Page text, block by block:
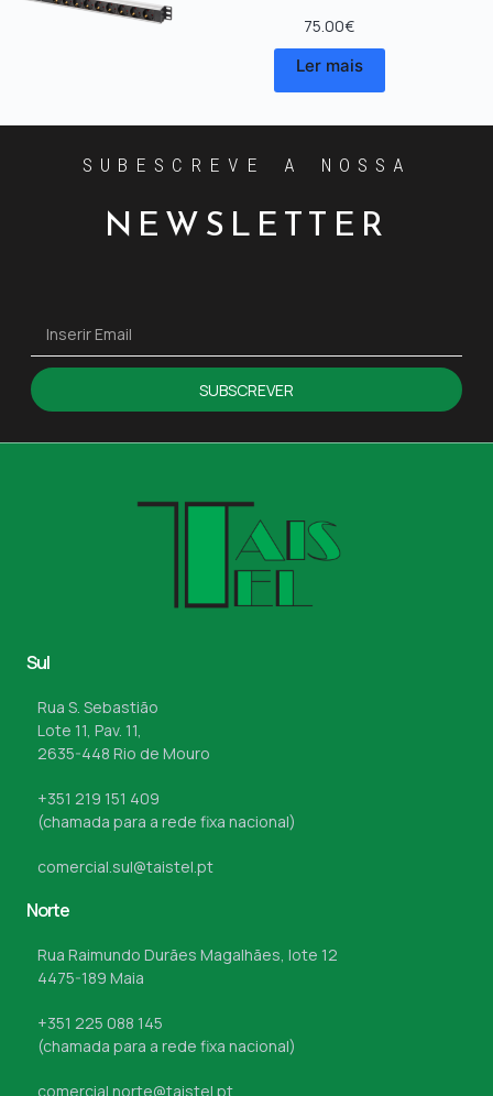
75.00€
Ler mais
SUBESCREVE A NOSSA
NEWSLETTER
SUBSCREVER
Sul
Rua S. Sebastião
Lote 11, Pav. 11,
2635-448 Rio de Mouro
+351 219 151 409
(chamada para a rede fixa nacional)
comercial.sul@taistel.pt
Norte
Rua Raimundo Durães Magalhães, lote 12
4475-189 Maia
+351 225 088 145
(chamada para a rede fixa nacional)
comercial.norte@taistel.pt